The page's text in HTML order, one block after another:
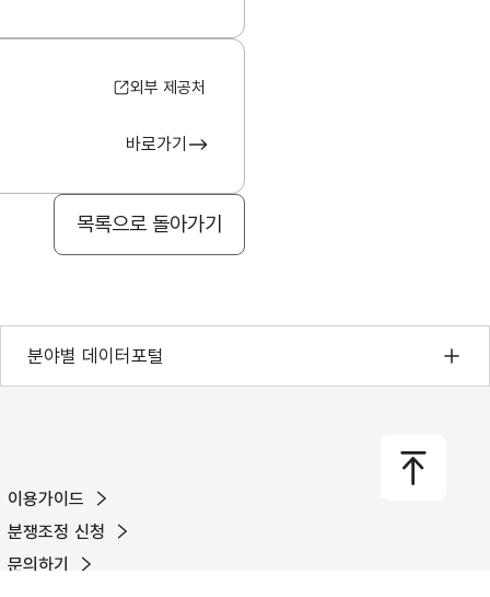
외부 제공처
바로가기
목록으로 돌아가기
분야별 데이터포털
기상자료개방포털
국토교통부 공간정보오픈플랫폼
농림축산식품 공공데이터포털
보건의료빅데이터개방시스템
이용가이드
분쟁조정 신청
문의하기